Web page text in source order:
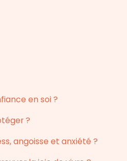
en soi ?
?
angoisse et anxiété ?